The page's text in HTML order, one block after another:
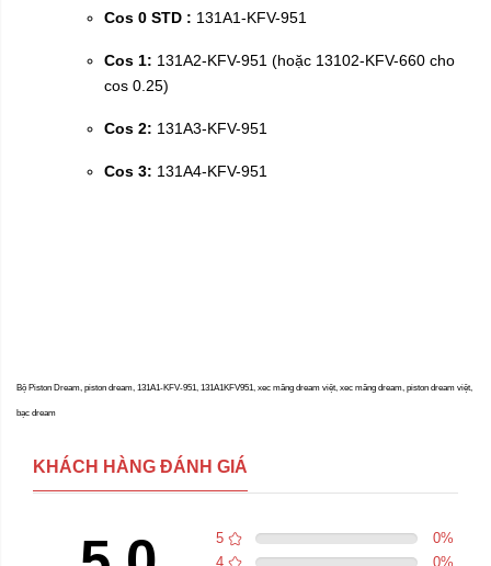
Cos 0 STD : 131A1-KFV-951
Cos 1: 131A2-KFV-951 (hoặc 13102-KFV-660 cho
cos 0.25)
Cos 2: 131A3-KFV-951
Cos 3: 131A4-KFV-951
Bộ Piston Dream, piston dream, 131A1-KFV-951, 131A1KFV951, xec măng dream việt, xec măng dream, piston dream việt,
bạc dream
KHÁCH HÀNG ĐÁNH GIÁ
5 0%
4
0%